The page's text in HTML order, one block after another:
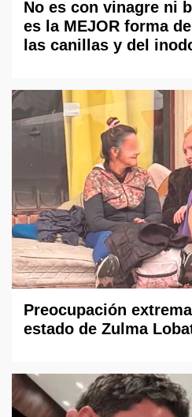
No es con vinagre ni
es la MEJOR forma
las canillas y del
Preocupación
estado de Zulma